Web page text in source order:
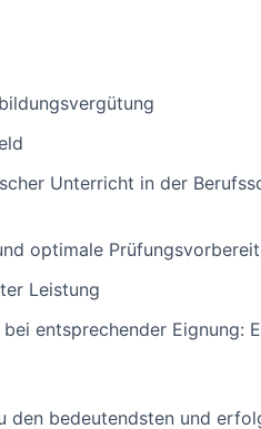
Unterricht in der
optimale
Leistung
entsprechender Eignung:
den bedeutendsten und